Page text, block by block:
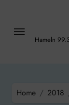
content
Hameln
Home 2018